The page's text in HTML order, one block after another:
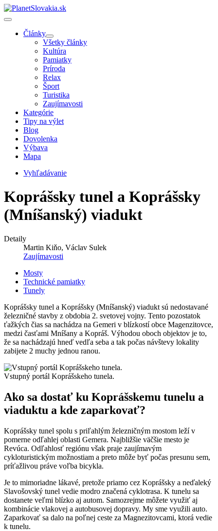
Články
Všetky články
Kultúra
Pamiatky
Príroda
Relax
Šport
Turistika
Zaujímavosti
Kategórie
Tipy na výlet
Blog
Dovolenka
Výbava
Mapa
Vyhľadávanie
Koprášsky tunel a Koprášsky
(Mníšanský) viadukt
Detaily
Martin Kiňo, Václav Sulek
Zaujímavosti
Mosty
Technické pamiatky
Tunely
Koprášsky tunel a Koprášsky (Mníšanský) viadukt sú nedostavané
železničné stavby z obdobia 2. svetovej vojny. Tento pozostatok
ťažkých čias sa nachádza na Gemeri v blízkostí obce Magenzitovce,
medzi časťami Mníšany a Kopráš. Výhodou oboch objektov je to,
že sa nachádzajú hneď vedľa seba a tak počas návštevy lokality
zabijete 2 muchy jednou ranou.
Vstupný portál Koprášskeho tunela.
Ako sa dostať ku Koprášskemu tunelu a
viaduktu a kde zaparkovať?
Koprášsky tunel spolu s priľahlým železničným mostom leží v
pomerne odľahlej oblasti Gemera. Najbližšie väčšie mesto je
Revúca. Odľahlosť regiónu však praje zaujímavým
cykloturistickým možnostiam a preto môže byť počas presunu sem,
príťažlivou práve voľba bicykla.
Je to mimoriadne lákavé, pretože priamo cez Koprášsky a neďaleký
Slavošovský tunel vedie modro značená cyklotrasa. K tunelu sa
dostanete veľmi blízko aj autom. Samozrejme môžete využiť aj
kombinácie vlakovej a autobusovej dopravy. My sme využili auto.
Zaparkovať sa dalo na poľnej ceste za Magnezitovcami, ktorá vedie
k tunelu.